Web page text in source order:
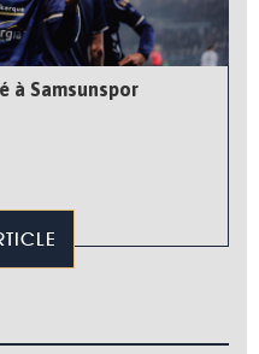
à Samsunspor